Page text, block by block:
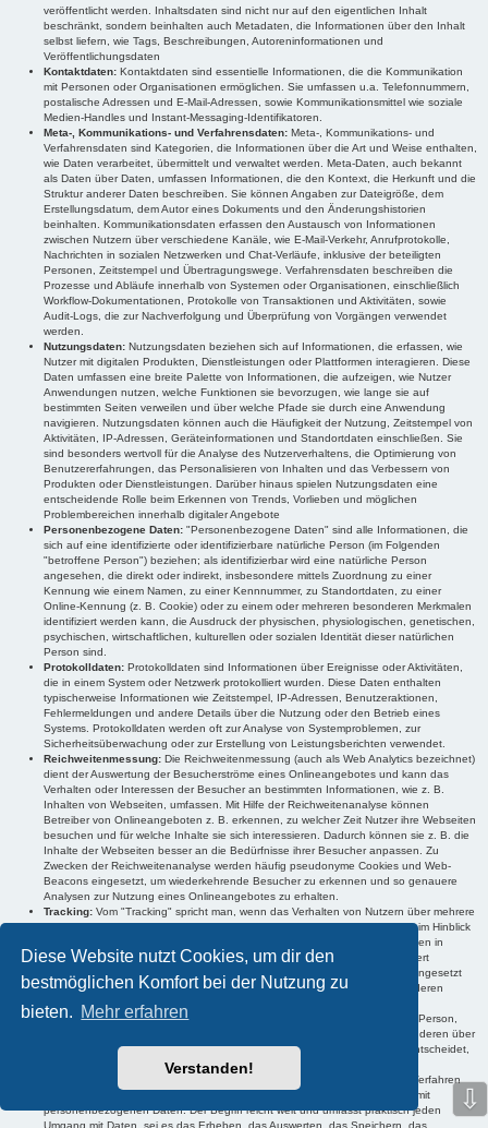
Diese Website nutzt Cookies, um dir den
bestmöglichen Komfort bei der Nutzung zu
bieten. Mehr erfahren
Verstanden!
veröffentlicht werden. Inhaltsdaten sind nicht nur auf den eigentlichen Inhalt
beschränkt, sondern beinhalten auch Metadaten, die Informationen über den Inhalt
selbst liefern, wie Tags, Beschreibungen, Autoreninformationen und
Veröffentlichungsdaten
Kontaktdaten: Kontaktdaten sind essentielle Informationen, die die Kommunikation
mit Personen oder Organisationen ermöglichen. Sie umfassen u.a. Telefonnummern,
postalische Adressen und E-Mail-Adressen, sowie Kommunikationsmittel wie soziale
Medien-Handles und Instant-Messaging-Identifikatoren.
Meta-, Kommunikations- und Verfahrensdaten: Meta-, Kommunikations- und
Verfahrensdaten sind Kategorien, die Informationen über die Art und Weise enthalten,
wie Daten verarbeitet, übermittelt und verwaltet werden. Meta-Daten, auch bekannt
als Daten über Daten, umfassen Informationen, die den Kontext, die Herkunft und die
Struktur anderer Daten beschreiben. Sie können Angaben zur Dateigröße, dem
Erstellungsdatum, dem Autor eines Dokuments und den Änderungshistorien
beinhalten. Kommunikationsdaten erfassen den Austausch von Informationen
zwischen Nutzern über verschiedene Kanäle, wie E-Mail-Verkehr, Anrufprotokolle,
Nachrichten in sozialen Netzwerken und Chat-Verläufe, inklusive der beteiligten
Personen, Zeitstempel und Übertragungswege. Verfahrensdaten beschreiben die
Prozesse und Abläufe innerhalb von Systemen oder Organisationen, einschließlich
Workflow-Dokumentationen, Protokolle von Transaktionen und Aktivitäten, sowie
Audit-Logs, die zur Nachverfolgung und Überprüfung von Vorgängen verwendet
werden.
Nutzungsdaten: Nutzungsdaten beziehen sich auf Informationen, die erfassen, wie
Nutzer mit digitalen Produkten, Dienstleistungen oder Plattformen interagieren. Diese
Daten umfassen eine breite Palette von Informationen, die aufzeigen, wie Nutzer
Anwendungen nutzen, welche Funktionen sie bevorzugen, wie lange sie auf
bestimmten Seiten verweilen und über welche Pfade sie durch eine Anwendung
navigieren. Nutzungsdaten können auch die Häufigkeit der Nutzung, Zeitstempel von
Aktivitäten, IP-Adressen, Geräteinformationen und Standortdaten einschließen. Sie
sind besonders wertvoll für die Analyse des Nutzerverhaltens, die Optimierung von
Benutzererfahrungen, das Personalisieren von Inhalten und das Verbessern von
Produkten oder Dienstleistungen. Darüber hinaus spielen Nutzungsdaten eine
entscheidende Rolle beim Erkennen von Trends, Vorlieben und möglichen
Problembereichen innerhalb digitaler Angebote
Personenbezogene Daten: "Personenbezogene Daten" sind alle Informationen, die
sich auf eine identifizierte oder identifizierbare natürliche Person (im Folgenden
"betroffene Person") beziehen; als identifizierbar wird eine natürliche Person
angesehen, die direkt oder indirekt, insbesondere mittels Zuordnung zu einer
Kennung wie einem Namen, zu einer Kennnummer, zu Standortdaten, zu einer
Online-Kennung (z. B. Cookie) oder zu einem oder mehreren besonderen Merkmalen
identifiziert werden kann, die Ausdruck der physischen, physiologischen, genetischen,
psychischen, wirtschaftlichen, kulturellen oder sozialen Identität dieser natürlichen
Person sind.
Protokolldaten: Protokolldaten sind Informationen über Ereignisse oder Aktivitäten,
die in einem System oder Netzwerk protokolliert wurden. Diese Daten enthalten
typischerweise Informationen wie Zeitstempel, IP-Adressen, Benutzeraktionen,
Fehlermeldungen und andere Details über die Nutzung oder den Betrieb eines
Systems. Protokolldaten werden oft zur Analyse von Systemproblemen, zur
Sicherheitsüberwachung oder zur Erstellung von Leistungsberichten verwendet.
Reichweitenmessung: Die Reichweitenmessung (auch als Web Analytics bezeichnet)
dient der Auswertung der Besucherströme eines Onlineangebotes und kann das
Verhalten oder Interessen der Besucher an bestimmten Informationen, wie z. B.
Inhalten von Webseiten, umfassen. Mit Hilfe der Reichweitenanalyse können
Betreiber von Onlineangeboten z. B. erkennen, zu welcher Zeit Nutzer ihre Webseiten
besuchen und für welche Inhalte sie sich interessieren. Dadurch können sie z. B. die
Inhalte der Webseiten besser an die Bedürfnisse ihrer Besucher anpassen. Zu
Zwecken der Reichweitenanalyse werden häufig pseudonyme Cookies und Web-
Beacons eingesetzt, um wiederkehrende Besucher zu erkennen und so genauere
Analysen zur Nutzung eines Onlineangebotes zu erhalten.
Tracking: Vom "Tracking" spricht man, wenn das Verhalten von Nutzern über mehrere
Onlineangebote hinweg nachvollzogen werden kann. Im Regelfall werden im Hinblick
auf die genutzten Onlineangebote Verhaltens- und Interessensinformationen in
Cookies oder auf Servern der Anbieter der Trackingtechnologien gespeichert
(sogenanntes Profiling). Diese Informationen können anschließend z. B. eingesetzt
werden, um den Nutzern Werbeanzeigen anzuzeigen, die voraussichtlich deren
Interessen entsprechen.
Verantwortlicher:Als "Verantwortlicher" wird die natürliche oder juristische Person,
Behörde, Einrichtung oder andere Stelle, die allein oder gemeinsam mit anderen über
die Zwecke und Mittel der Verarbeitung von personenbezogenen Daten entscheidet,
"Verarbeitung" ist jeder mit oder ohne Hilfe automatisierter Verfahren
ausgeführte Vorgang oder jede solche Vorgangsreihe im Zusammenhang mit
personenbezogenen Daten. Der Begriff reicht weit und umfasst praktisch jeden
Umgang mit Daten, sei es das Erheben, das Auswerten, das Speichern, das
⇩